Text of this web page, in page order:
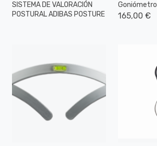
SISTEMA DE VALORACIÓN
POSTURAL ADIBAS POSTURE
165,00 €